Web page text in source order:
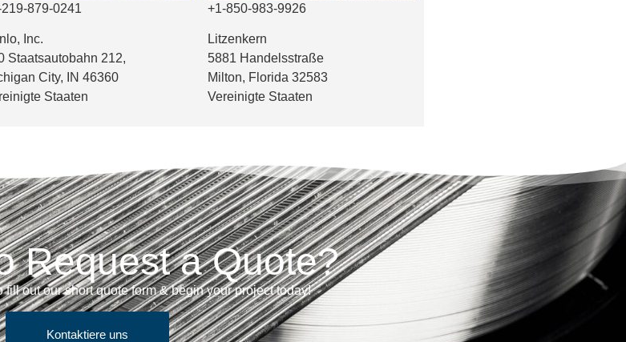
879-0241
Inc.
Staatsautobahn 212,
City, IN 46360
Staaten
+1-850-983-9926
Litzenkern
5881 Handelsstraße
Milton, Florida 32583
Vereinigte Staaten
Request a Quote?
fill out our short quote form & begin your project today!
Kontaktiere uns